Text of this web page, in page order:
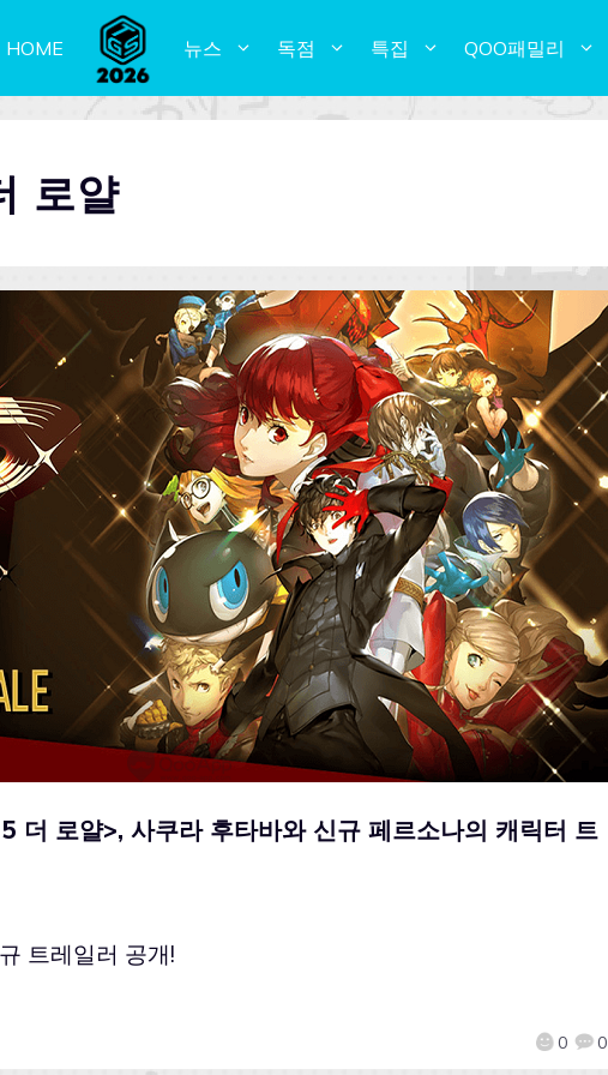
HOME 뉴스 독점 특집 QOO패밀리
로얄
더 로얄>, 사쿠라 후타바와 신규 페르소나의 캐릭터 트
0 0
트레일러 공개!